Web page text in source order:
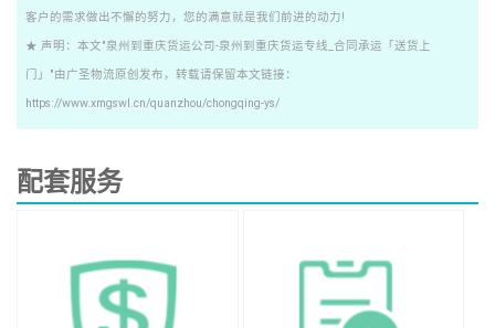
客户的需求做出不懈的努力，您的满意就是我们前进的动力!
★ 声明：本文"泉州到重庆货运公司-泉州到重庆货运专线_合同承运「送货上
门」"由广圣物流原创发布，转载请保留本文链接：
https://www.xmgswl.cn/quanzhou/chongqing-ys/
配套服务